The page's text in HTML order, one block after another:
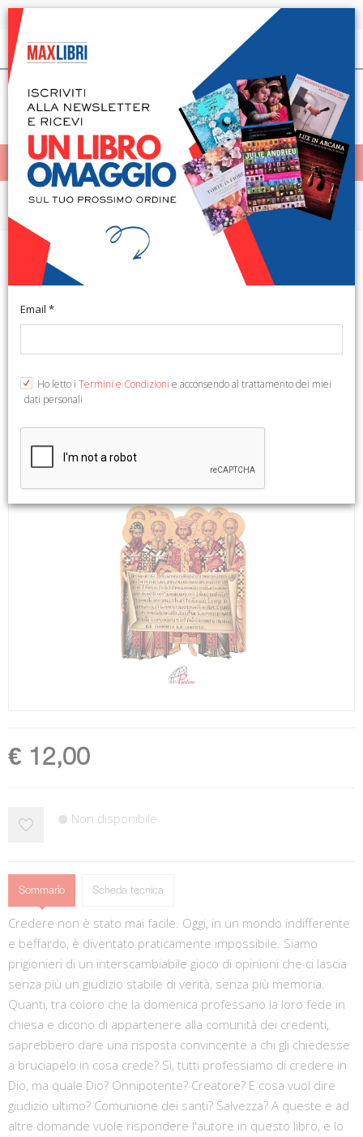
Spedizione in 24h per tutti i libri disponibili
Italiano
< Home
MENÙ
Cosa crede chi crede? Alle radici
della fede
Quotidiano. 34).
€ 12,00
Non disponibile
Sommario Scheda tecnica
Credere non è stato mai facile. Oggi, in un mondo indifferente
e beffardo, è diventato praticamente impossibile. Siamo
prigionieri di un interscambiabile gioco di opinioni che ci lascia
senza più un giudizio stabile di verità, senza più memoria.
Quanti, tra coloro che la domenica professano la loro fede in
chiesa e dicono di appartenere alla comunità dei credenti,
saprebbero dare una risposta convincente a chi gli chiedesse
a bruciapelo in cosa crede? Sì, tutti professiamo di credere in
Dio, ma quale Dio? Onnipotente? Creatore? E cosa vuol dire
giudizio ultimo? Comunione dei santi? Salvezza? A queste e ad
altre domande vuole rispondere l'autore in questo libro, e lo
Email *
Ho letto i Termini e Condizioni e acconsendo al trattamento dei miei
dati personali